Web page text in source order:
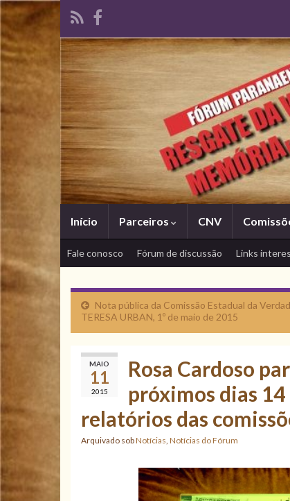
Início Parceiros CNV
Fale conosco Fórum de discussão Links
Nota pública da Comissão Estadual da
TERESA URBAN, 1º de maio de 2015
MAIO
11
2015
Rosa Cardoso
próximos dias
relatórios das
Arquivado sobNotícias, Notícias do Fórum